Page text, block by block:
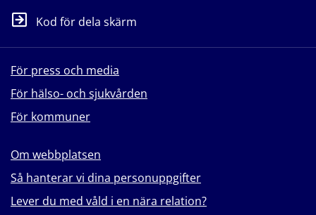
Kod för dela skärm
För press och media
För hälso- och sjukvården
För kommuner
Om webbplatsen
Så hanterar vi dina personuppgifter
Lever du med våld i en nära relation?